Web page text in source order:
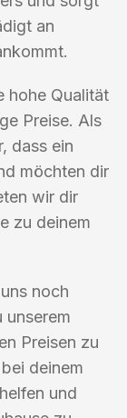
an
hohe Qualität
Preise. Als
dass ein
möchten dir
wir dir
zu deinem
noch
unserem
Preisen zu
deinem
und